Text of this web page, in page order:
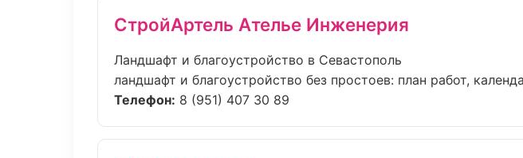
СтройАртель Ателье Инженерия
Ландшафт и благоустройство в Севастополь
ландшафт и благоустройство без простоев: план работ,
Телефон: 8 (951) 407 30 89